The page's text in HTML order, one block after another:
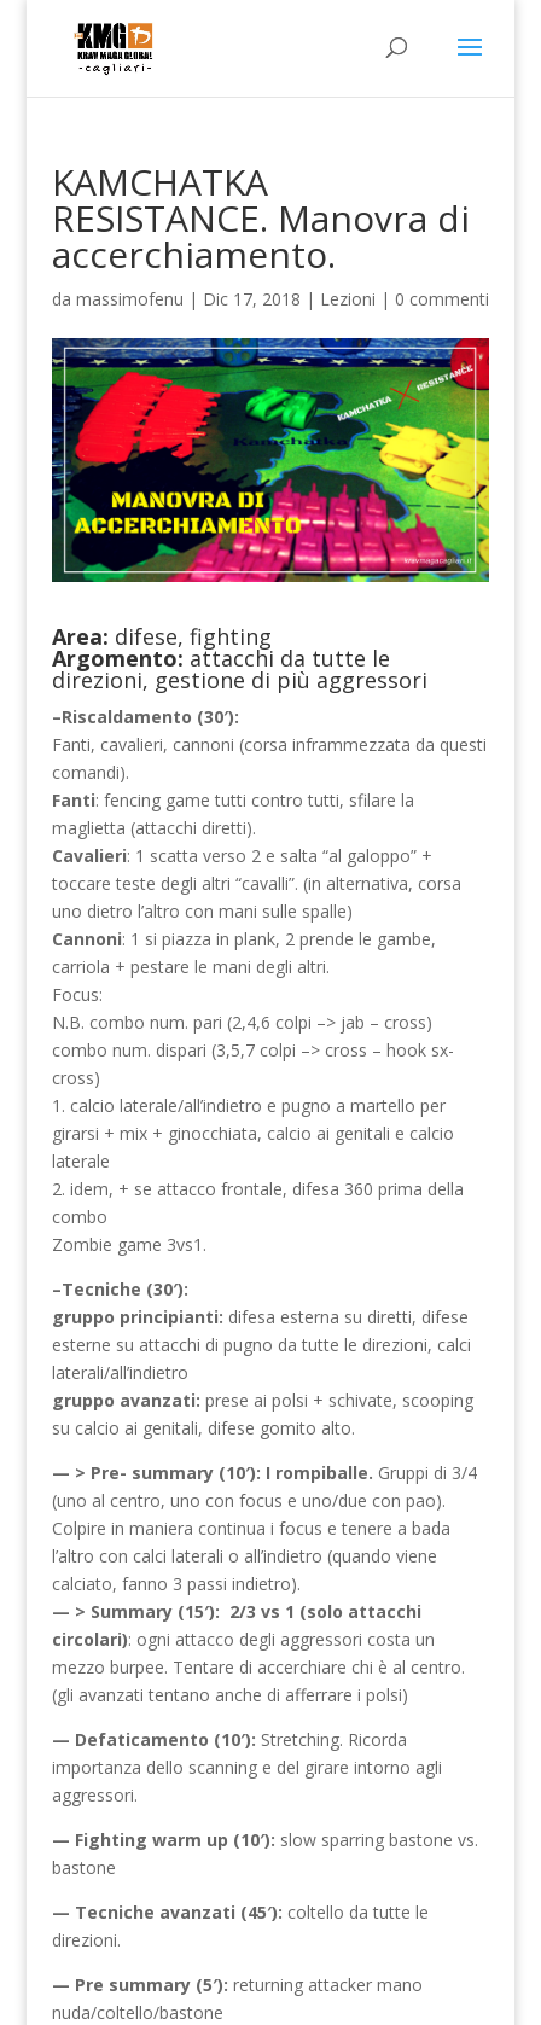
KAMCHATKA
RESISTANCE. Manovra di
accerchiamento.
da massimofenu | Dic 17, 2018 | Lezioni | 0 commenti
Area: difese, fighting
Argomento: attacchi da tutte le
direzioni, gestione di più aggressori
–Riscaldamento (30′):
Fanti, cavalieri, cannoni (corsa inframmezzata da questi
comandi).
Fanti: fencing game tutti contro tutti, sfilare la
maglietta (attacchi diretti).
Cavalieri: 1 scatta verso 2 e salta “al galoppo” +
toccare teste degli altri “cavalli”. (in alternativa, corsa
uno dietro l’altro con mani sulle spalle)
Cannoni: 1 si piazza in plank, 2 prende le gambe,
carriola + pestare le mani degli altri.
Focus:
N.B. combo num. pari (2,4,6 colpi –> jab – cross)
combo num. dispari (3,5,7 colpi –> cross – hook sx-
cross)
1. calcio laterale/all’indietro e pugno a martello per
girarsi + mix + ginocchiata, calcio ai genitali e calcio
laterale
2. idem, + se attacco frontale, difesa 360 prima della
combo
Zombie game 3vs1.
–Tecniche (30′):
gruppo principianti: difesa esterna su diretti, difese
esterne su attacchi di pugno da tutte le direzioni, calci
laterali/all’indietro
gruppo avanzati: prese ai polsi + schivate, scooping
su calcio ai genitali, difese gomito alto.
— > Pre- summary (10′): I rompiballe. Gruppi di 3/4
(uno al centro, uno con focus e uno/due con pao).
Colpire in maniera continua i focus e tenere a bada
l’altro con calci laterali o all’indietro (quando viene
calciato, fanno 3 passi indietro).
— > Summary (15′): 2/3 vs 1 (solo attacchi
circolari): ogni attacco degli aggressori costa un
mezzo burpee. Tentare di accerchiare chi è al centro.
(gli avanzati tentano anche di afferrare i polsi)
— Defaticamento (10′): Stretching. Ricorda
importanza dello scanning e del girare intorno agli
aggressori.
— Fighting warm up (10′): slow sparring bastone vs.
bastone
— Tecniche avanzati (45′): coltello da tutte le
direzioni.
— Pre summary (5′): returning attacker mano
nuda/coltello/bastone